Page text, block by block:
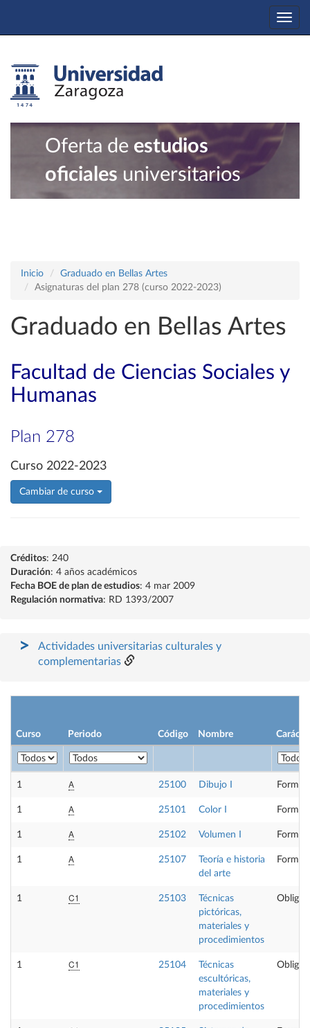
Oferta de estudios
oficiales universitarios
Inicio
Graduado en Bellas Artes
Asignaturas del plan 278 (curso 2022-2023)
Graduado en Bellas Artes
Facultad de Ciencias Sociales y
Humanas
Plan 278
Curso 2022-2023
Cambiar de curso
Créditos: 240
Duración: 4 años académicos
Fecha BOE de plan de estudios: 4 mar 2009
Regulación normativa: RD 1393/2007
Actividades universitarias culturales y
complementarias
Curso Periodo Código Nombre
1 A 25100 Dibujo I
1 A 25101 Color I
1 A 25102 Volumen I
1 A 25107
Teoría e historia
del arte
1 C1 25103
Técnicas
pictóricas,
materiales y
procedimientos
1 C1 25104
Técnicas
escultóricas,
materiales y
procedimientos